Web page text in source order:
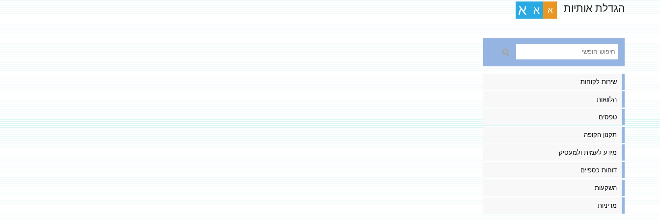
הגדלת אותיות א א א
שירות לקוחות
הלוואות
טפסים
תקנון הקופה
מידע לעמית ולמעסיק
דוחות כספיים
השקעות
מדיניות